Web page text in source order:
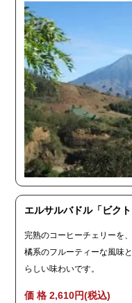
エルサルバドル「ビク
完熟のコーヒーチェリーを
橘系のフルーティーな風味
らしい味わいです。
価 格 2,610円(税込)